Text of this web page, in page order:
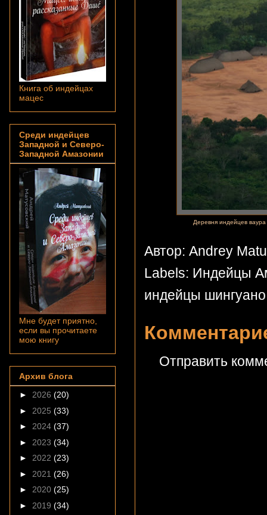
Деревня индейцев
Автор: Andrey
Labels: Индейцы
индейцы шингуано
Отправить
Книга об индейцах
мацес
Среди индейцев
Западной и Северо-
Западной Амазонии
Мне будет приятно,
если вы прочитаете
мою книгу
Архив блога
► 2026 (20)
► 2025 (33)
► 2024 (37)
► 2023 (34)
► 2022 (23)
► 2021 (26)
► 2020 (25)
► 2019 (34)